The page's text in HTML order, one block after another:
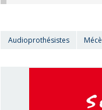
Audioprothésistes